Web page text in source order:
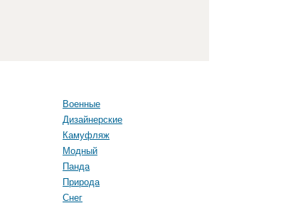
Военные
Дизайнерские
Камуфляж
Модный
Панда
Природа
Снег